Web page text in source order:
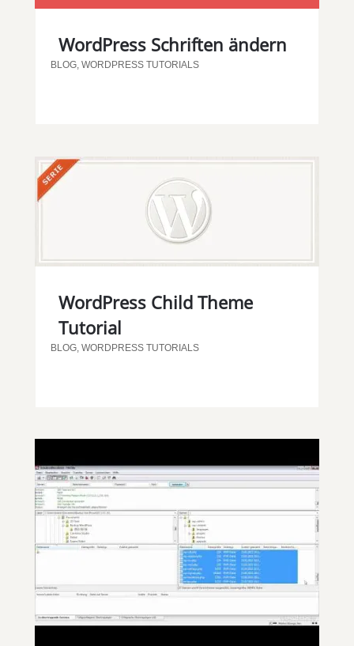
WordPress Schriften ändern
BLOG, WORDPRESS TUTORIALS
WordPress Child Theme
Tutorial
BLOG, WORDPRESS TUTORIALS